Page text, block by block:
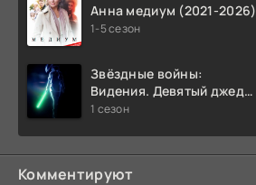
Анна медиум (2021-2026)
1-5 сезон
Звёздные войны:
Видения. Девятый джедай
(2026)
1 сезон
Комментируют